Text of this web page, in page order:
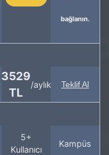
bağlanın.
3529
TL
/aylık Teklif Al
5+
Kullanıcı
Kampüs